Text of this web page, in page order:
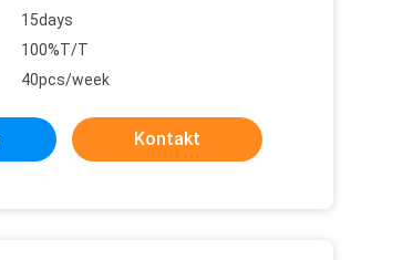
15days
100%T/T
40pcs/week
Kontakt